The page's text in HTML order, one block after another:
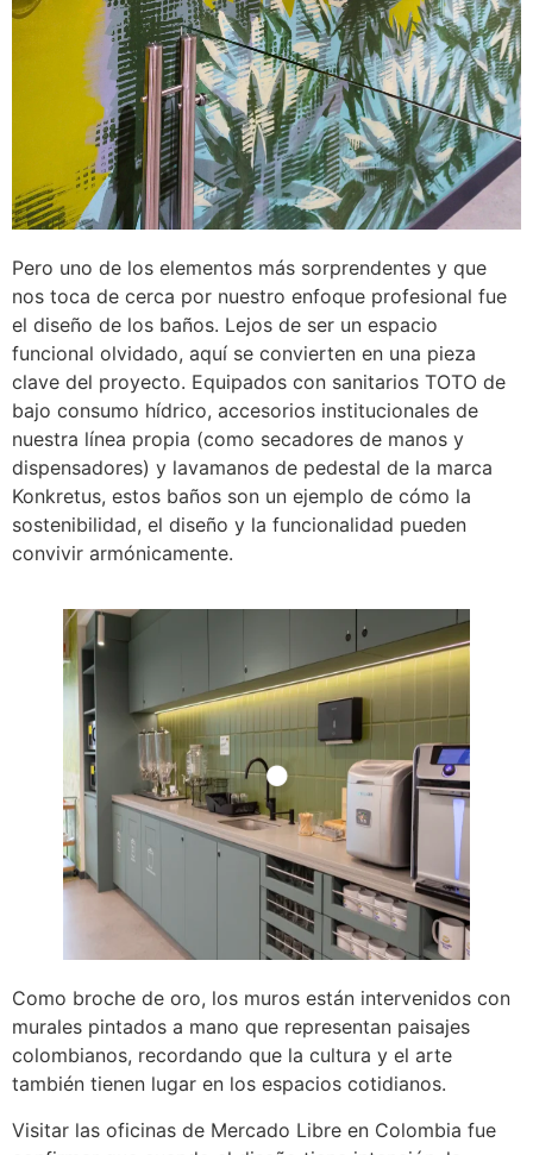
Pero uno de los elementos más sorprendentes y que
nos toca de cerca por nuestro enfoque profesional fue
el diseño de los baños. Lejos de ser un espacio
funcional olvidado, aquí se convierten en una pieza
clave del proyecto. Equipados con sanitarios TOTO de
bajo consumo hídrico, accesorios institucionales de
nuestra línea propia (como secadores de manos y
dispensadores) y lavamanos de pedestal de la marca
Konkretus, estos baños son un ejemplo de cómo la
sostenibilidad, el diseño y la funcionalidad pueden
convivir armónicamente.
Como broche de oro, los muros están intervenidos con
murales pintados a mano que representan paisajes
colombianos, recordando que la cultura y el arte
también tienen lugar en los espacios cotidianos.
Visitar las oficinas de Mercado Libre en Colombia fue